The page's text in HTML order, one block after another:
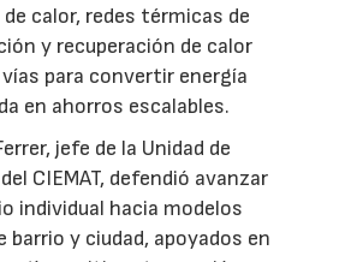
calor, redes térmicas de
y recuperación de calor
para convertir energía
en ahorros escalables.
jefe de la Unidad de
CIEMAT, defendió avanzar
individual hacia modelos
barrio y ciudad, apoyados en